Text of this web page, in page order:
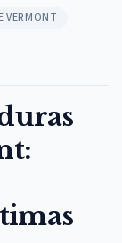
VERMONT